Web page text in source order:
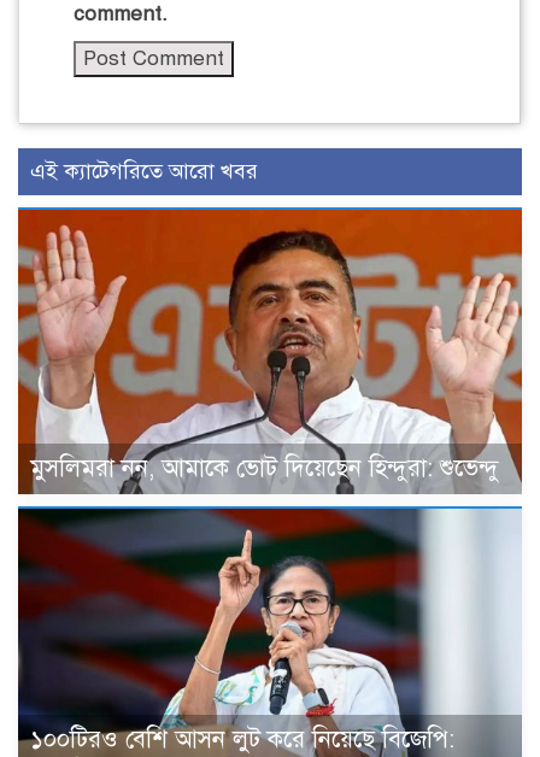
comment.
এই ক্যাটেগরিতে আরো খবর
মুসলিমরা নন, আমাকে ভোট দিয়েছেন হিন্দুরা: শুভেন্দু
১০০টিরও বেশি আসন লুট করে নিয়েছে বিজেপি: